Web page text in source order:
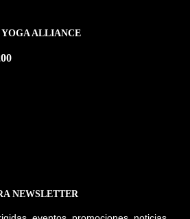
ALLIANCE
NEWSLETTER